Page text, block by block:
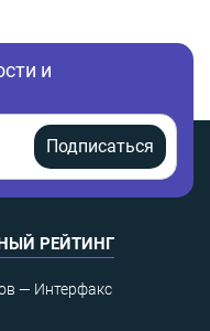
и
Подписаться
РЕЙТИНГ
— Интерфакс